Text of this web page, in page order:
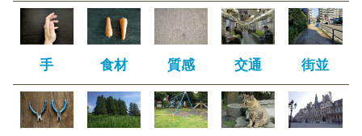
手 食材 質感 交通 街並